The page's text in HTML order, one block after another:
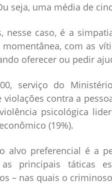
seja, uma média de
nesse caso, é a
com as
oferecer ou pedir
serviço do
contra a
psicológica
(19%).
alvo preferencial é a
principais táticas
– nas quais o